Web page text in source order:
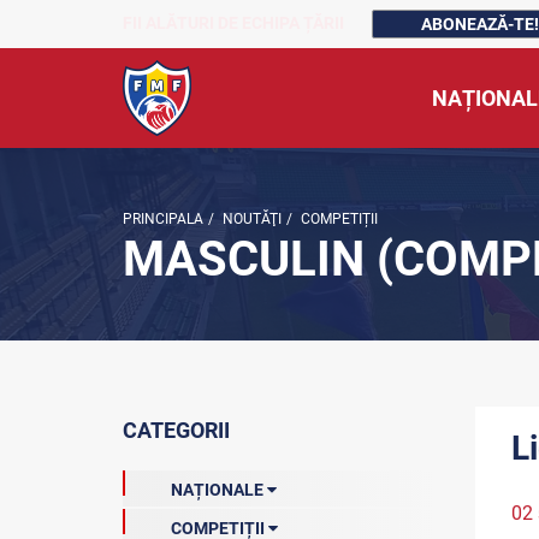
ABONEAZĂ-TE!
PRINCIPALA / NOUTĂŢI / COMPETIȚII
MASCULIN
CATEGORII
NAȚIONALE
COMPETIȚII
02